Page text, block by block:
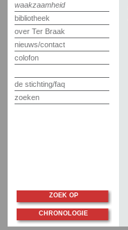
waakzaamheid
bibliotheek
over Ter Braak
nieuws/contact
colofon
de stichting/faq
zoeken
ZOEK OP
CHRONOLOGIE